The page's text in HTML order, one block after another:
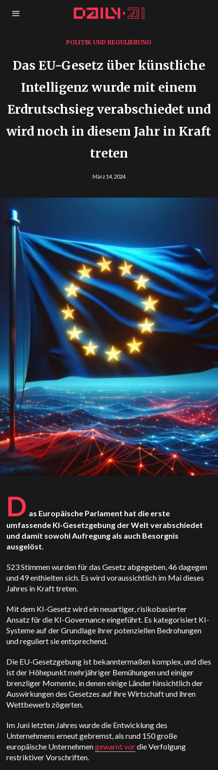
POLITIK UND REGULIERUNG
Das EU-Gesetz über künstliche
Intelligenz wurde mit einem
Erdrutschsieg verabschiedet und
wird noch in diesem Jahr in Kraft
treten
März 14, 2024
D as Europäische Parlament hat die erste
umfassende KI-Gesetzgebung der Welt verabschiedet
und damit sowohl Aufregung als auch Besorgnis
ausgelöst.
523 Stimmen wurden für das Gesetz abgegeben, 46 dagegen
und 49 enthielten sich. Es wird voraussichtlich im Mai dieses
Jahres in Kraft treten.
Mit dem KI-Gesetz wird ein neuartiger, risikobasierter
Ansatz für die KI-Governance eingeführt. Es kategorisiert KI-
Systeme auf der Grundlage ihrer potenziellen Bedrohungen
und reguliert sie entsprechend.
Die EU-Gesetzgebung ist bekanntermaßen komplex, und dies
ist der Höhepunkt mehrjähriger Bemühungen und einiger
brenzliger Momente, in denen einige Länder hinsichtlich der
Auswirkungen des Gesetzes auf ihre Wirtschaft und ihren
Wettbewerb zögerten.
Im Juni letzten Jahres wurde die Entwicklung des
Unternehmens erneut gebremst, als rund 150 große
europäische Unternehmengewarnt vordie Verfolgung
restriktiver Vorschriften.